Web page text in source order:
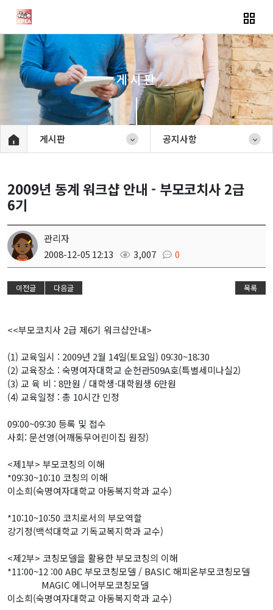
게시판
게시판 공지사항
2009년 동계 워크샵 안내 - 부모코치사 2급
6기
관리자
2008-12-05 12:13
3,007 0
이전글 다음글 목록
<<부모코치사 2급 제6기 워크샵안내>
(1) 교육일시 : 2009년 2월 14일(토요일) 09:30~18:30
(2) 교육장소 : 숙명여자대학교 순헌관509A호(특별세미나실2)
(3) 교 육 비 : 8만원 / 대학생-대학원생 6만원
(4) 교육일정 : 총 10시간 인정
09:00~09:30 등록 및 접수
사회: 문선영(어깨동무어린이집 원장)
<제1부> 부모코칭의 이해
*09:30~10:10 코칭의 이해
이소희(숙명여자대학교 아동복지학과 교수)
*10:10~10:50 코치로서의 부모역할
강기정(백석대학교 기독교복지학과 교수)
<제2부> 코칭모델을 활용한 부모코칭의 이해
*11:00~12 :00 ABC 부모코칭모델 / BASIC 해피온부모코칭모델
MAGIC 에니어부모코칭모델
이소희(숙명여자대학교 아동복지학과 교수)